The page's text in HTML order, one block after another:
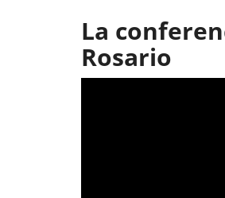
La
Rosario